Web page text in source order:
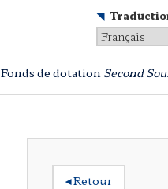
Fonds de dotation Second
◂Retour